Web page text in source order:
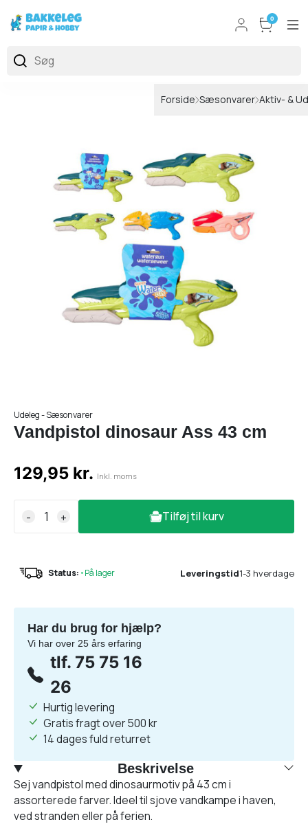
0
Forside Sæsonvarer Aktiv- &
Udeleg - Sæsonvarer
Vandpistol dinosaur Ass 43 cm
129,95 kr. Inkl. moms
- + Tilføj til kurv
Status: •På lager Leveringstid1-3 hverdage
Har du brug for hjælp?
Vi har over 25 års erfaring
tlf. 75 75 16
26
Hurtig levering
Gratis fragt over 500 kr
14 dages fuld returret
Beskrivelse
Sej vandpistol med dinosaurmotiv på 43 cm i
assorterede farver. Ideel til sjove vandkampe i haven,
ved stranden eller på ferien.